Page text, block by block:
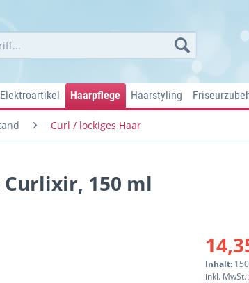
Elektroartikel Haarpflege Haarstyling
Curl / lockiges Haar
150 ml
Inhalt:
inkl. MwSt.